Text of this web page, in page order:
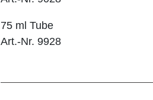
75 ml Tube
Art.-Nr. 9928